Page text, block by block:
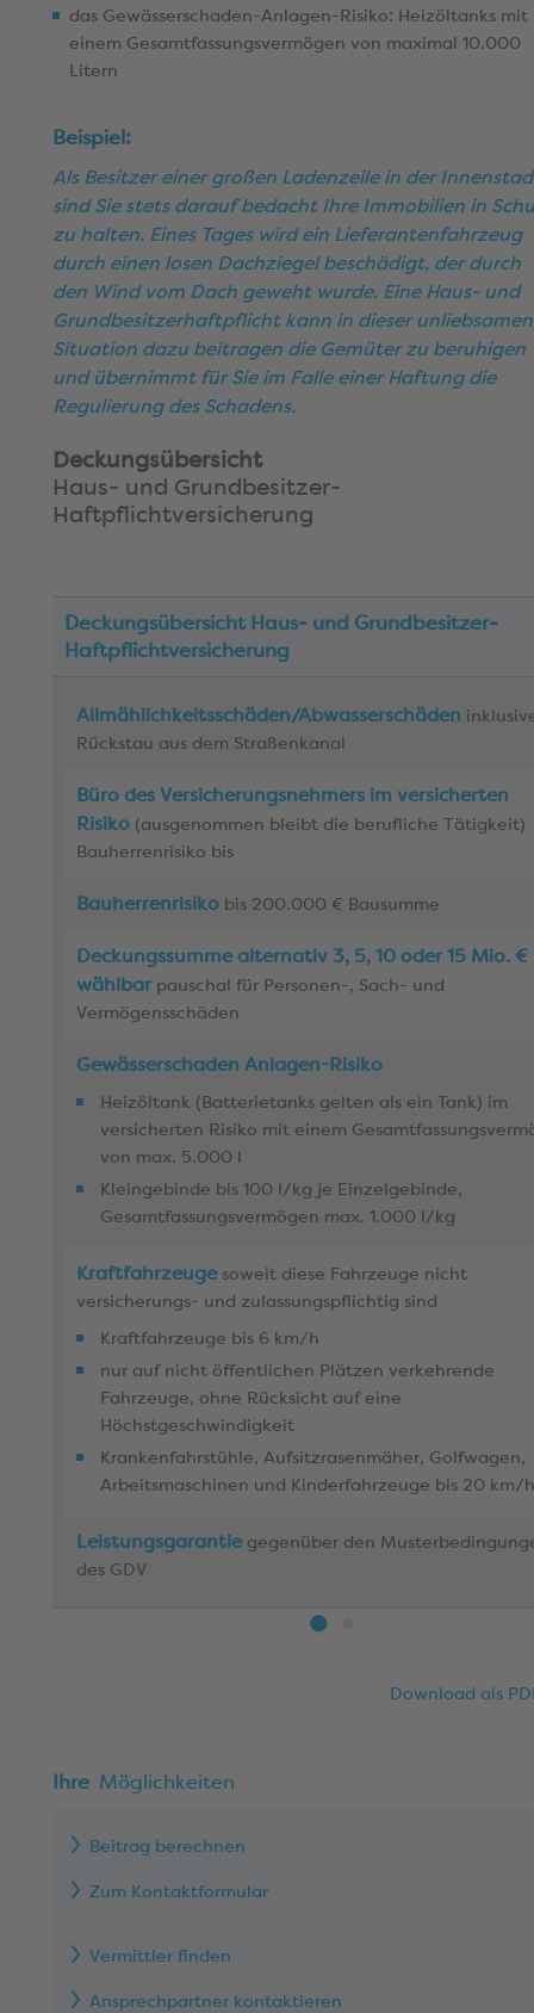
das Gewässerschaden-Anlagen-Risiko: Heizöltanks mit
einem Gesamtfassungsvermögen von maximal 10.000
Litern
Beispiel:
Als Besitzer einer großen Ladenzeile in der
sind Sie stets darauf bedacht Ihre Immobilien in
zu halten. Eines Tages wird ein Lieferantenfahrzeug
durch einen losen Dachziegel beschädigt, der durch
den Wind vom Dach geweht wurde. Eine Haus- und
Grundbesitzerhaftpflicht kann in dieser unliebsamen
Situation dazu beitragen die Gemüter zu beruhigen
und übernimmt für Sie im Falle einer Haftung die
Regulierung des Schadens.
Deckungsübersicht
Haus- und Grundbesitzer-
Haftpflichtversicherung
Deckungsübersicht Haus- und Grundbesitzer-
Haftpflichtversicherung
Allmählichkeitsschäden/Abwasserschäden
Rückstau aus dem Straßenkanal
Büro des Versicherungsnehmers im versicherten
Risiko (ausgenommen bleibt die berufliche Tätigkeit)
Bauherrenrisiko bis
Bauherrenrisiko bis 200.000 € Bausumme
Deckungssumme alternativ 3, 5, 10 oder 15 Mio. €
wählbar pauschal für Personen-, Sach- und
Vermögensschäden
Gewässerschaden Anlagen-Risiko
Heizöltank (Batterietanks gelten als ein Tank) im
versicherten Risiko mit einem
von max. 5.000 l
Kleingebinde bis 100 l/kg je Einzelgebinde,
Gesamtfassungsvermögen max. 1.000 l/kg
Kraftfahrzeugesoweit diese Fahrzeuge nicht
versicherungs- und zulassungspflichtig sind
Kraftfahrzeuge bis 6 km/h
nur auf nicht öffentlichen Plätzen verkehrende
Fahrzeuge, ohne Rücksicht auf eine
Höchstgeschwindigkeit
Krankenfahrstühle, Aufsitzrasenmäher, Golfwagen,
Arbeitsmaschinen und Kinderfahrzeuge bis 20 km/h
Leistungsgarantiegegenüber den
des GDV
Download als
Ihre Möglichkeiten
Beitrag berechnen
Zum Kontaktformular
Vermittler finden
Ansprechpartner kontaktieren